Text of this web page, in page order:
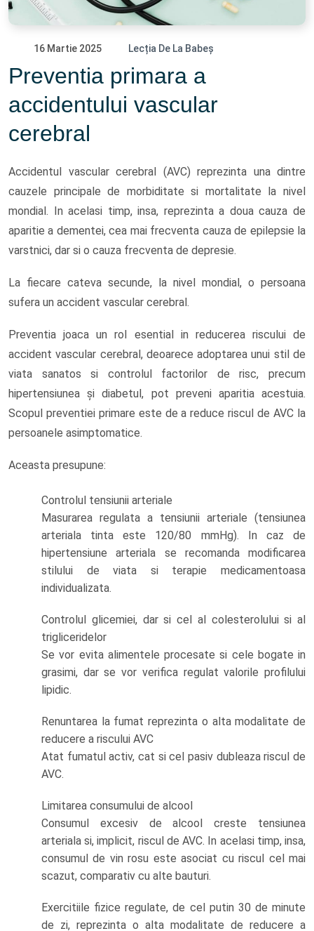
16 Martie 2025 Lecția De La Babeș
Preventia primara a
accidentului vascular
cerebral
Accidentul vascular cerebral (AVC) reprezinta una dintre
cauzele principale de morbiditate si mortalitate la nivel
mondial. In acelasi timp, insa, reprezinta a doua cauza de
aparitie a dementei, cea mai frecventa cauza de epilepsie la
varstnici, dar si o cauza frecventa de depresie.
La fiecare cateva secunde, la nivel mondial, o persoana
sufera un accident vascular cerebral.
Preventia joaca un rol esential in reducerea riscului de
accident vascular cerebral, deoarece adoptarea unui stil de
viata sanatos si controlul factorilor de risc, precum
hipertensiunea și diabetul, pot preveni aparitia acestuia.
Scopul preventiei primare este de a reduce riscul de AVC la
persoanele asimptomatice.
Aceasta presupune:
Controlul tensiunii arteriale
Masurarea regulata a tensiunii arteriale (tensiunea
arteriala tinta este 120/80 mmHg). In caz de
hipertensiune arteriala se recomanda modificarea
stilului de viata si terapie medicamentoasa
individualizata.
Controlul glicemiei, dar si cel al colesterolului si al
trigliceridelor
Se vor evita alimentele procesate si cele bogate in
grasimi, dar se vor verifica regulat valorile profilului
lipidic.
Renuntarea la fumat reprezinta o alta modalitate de
reducere a riscului AVC
Atat fumatul activ, cat si cel pasiv dubleaza riscul de
AVC.
Limitarea consumului de alcool
Consumul excesiv de alcool creste tensiunea
arteriala si, implicit, riscul de AVC. In acelasi timp, insa,
consumul de vin rosu este asociat cu riscul cel mai
scazut, comparativ cu alte bauturi.
Exercitiile fizice regulate, de cel putin 30 de minute
de zi, reprezinta o alta modalitate de reducere a